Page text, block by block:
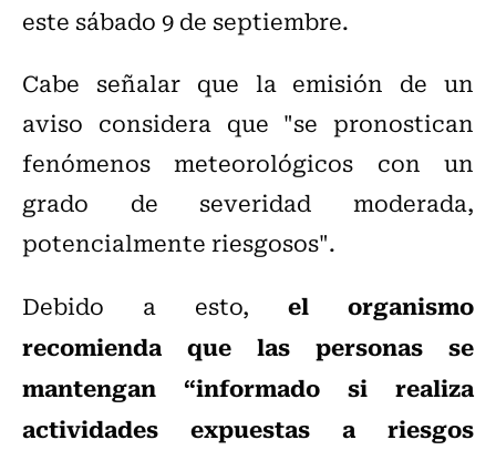
este sábado 9 de septiembre.
Cabe señalar que la emisión de un
aviso considera que "se pronostican
fenómenos meteorológicos con un
grado de severidad moderada,
potencialmente riesgosos".
Debido a esto, el organismo
recomienda que las personas se
mantengan “informado si realiza
actividades expuestas a riesgos